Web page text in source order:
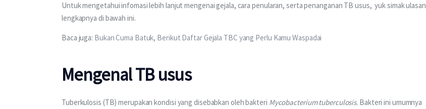
Untuk mengetahui infomasi lebih lanjut mengenai gejala, cara penularan, serta penanganan TB usus,  yuk simak ulasan
lengkapnya di bawah ini.
Baca juga: Bukan Cuma Batuk, Berikut Daftar Gejala TBC yang Perlu Kamu Waspadai
Mengenal TB usus
Tuberkulosis (TB) merupakan kondisi yang disebabkan oleh bakteri Mycobacterium tuberculosis. Bakteri ini umumnya